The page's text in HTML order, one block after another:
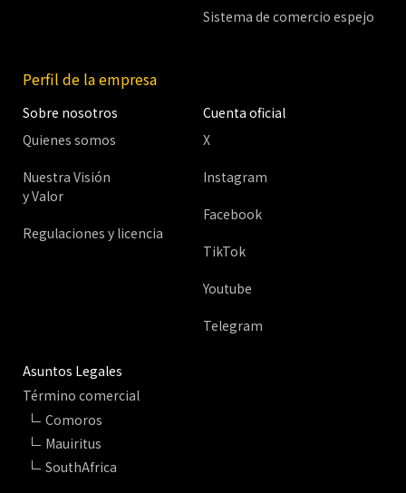
Sistema de comercio espejo
Perfil de la empresa
Sobre nosotros
Quienes somos
Nuestra Visión
y Valor
Regulaciones y licencia
Cuenta oficial
X
Instagram
Facebook
TikTok
Youtube
Telegram
Asuntos Legales
Término comercial
Comoros
Mauiritus
SouthAfrica